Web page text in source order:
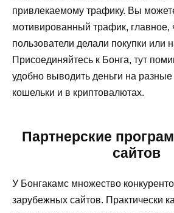
привлекаемому трафику. Вы
мотивированный трафик, главное,
пользователи делали покупки или
Присоединяйтесь к Бонга, тут
удобно выводить деньги на
кошельки и в криптовалютах.
Партнерские
сайтов
У Бонгакамс множество
зарубежных сайтов. Практически